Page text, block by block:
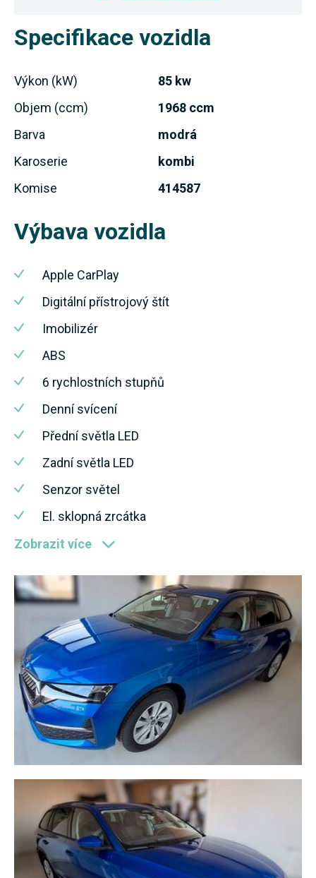
Specifikace vozidla
Výkon (kW)
85 kw
Objem (ccm)
1968 ccm
Barva
modrá
Karoserie
kombi
Komise
414587
Výbava vozidla
Apple CarPlay
Digitální přístrojový štít
Imobilizér
ABS
6 rychlostních stupňů
Denní svícení
Přední světla LED
Zadní světla LED
Senzor světel
El. sklopná zrcátka
Zobrazit více